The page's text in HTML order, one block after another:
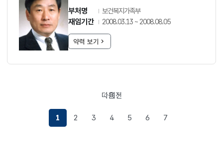
부처명 보건복지가족부
재임기간 2008.03.13 ~ 2008.08.05
약력 보기
이전
1 2 3 4 5 6 7
다음